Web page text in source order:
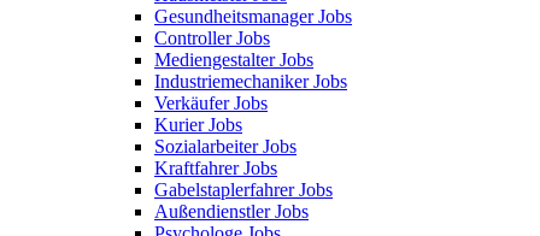
Gesundheitsmanager Jobs
Controller Jobs
Mediengestalter Jobs
Industriemechaniker Jobs
Verkäufer Jobs
Kurier Jobs
Sozialarbeiter Jobs
Kraftfahrer Jobs
Gabelstaplerfahrer Jobs
Außendienstler Jobs